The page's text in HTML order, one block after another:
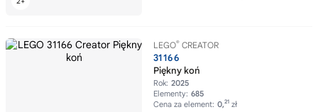
LEGO® CREATOR
31166
Piękny koń
Rok: 2025
Elementy: 685
Cena za element: 0,21 zł